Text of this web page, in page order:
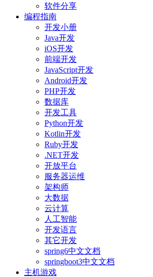
软件分享
编程指南
开发小册
Java开发
iOS开发
前端开发
JavaScript开发
Android开发
PHP开发
数据库
开发工具
Python开发
Kotlin开发
Ruby开发
.NET开发
开放平台
服务器运维
架构师
大数据
云计算
人工智能
开发语言
其它开发
spring6中文文档
springboot3中文文档
主机游戏